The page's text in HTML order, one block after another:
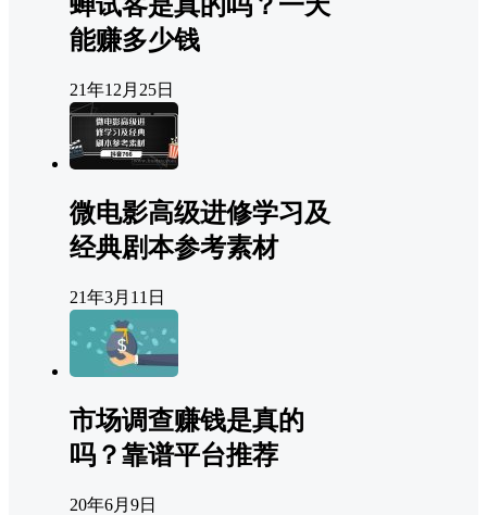
能赚多少钱
21年12月25日
微电影高级进修学习及
经典剧本参考素材
21年3月11日
市场调查赚钱是真的
吗？靠谱平台推荐
20年6月9日